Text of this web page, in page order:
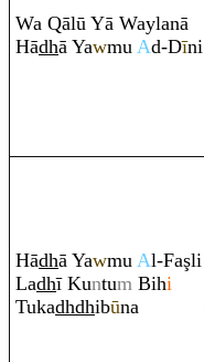
Wa Qālū Yā Waylanā
Hādhā Yawmu Ad-Dīni
Hādhā Yawmu Al-Faşli
Ladhī Kuntum Bihi
Tukadhdhibūna